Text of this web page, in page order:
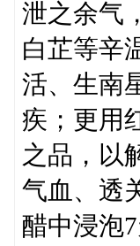
泄之余气
白芷等辛
活、生南
疾；更用
之品，以
气血、透
醋中浸泡